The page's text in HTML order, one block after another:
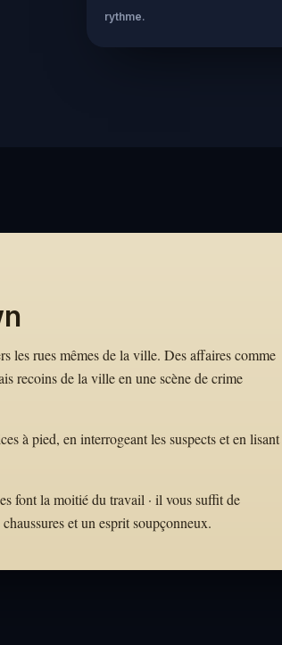
rythme.
les rues mêmes de la ville. Des affaires comme
recoins de la ville en une scène de crime
à pied, en interrogeant les suspects et en lisant
font la moitié du travail · il vous suffit de
et un esprit soupçonneux.